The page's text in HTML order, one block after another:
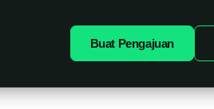
Buat Pengajuan